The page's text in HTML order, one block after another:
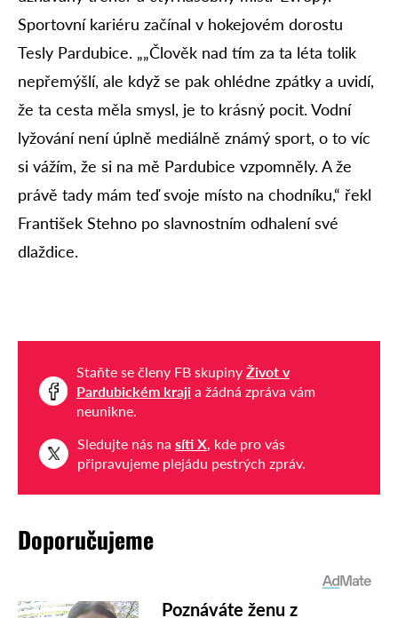
Sportovní kariéru začínal v hokejovém dorostu
Tesly Pardubice. „„Člověk nad tím za ta léta tolik
nepřemýšlí, ale když se pak ohlédne zpátky a uvidí,
že ta cesta měla smysl, je to krásný pocit. Vodní
lyžování není úplně mediálně známý sport, o to víc
si vážím, že si na mě Pardubice vzpomněly. A že
právě tady mám teď svoje místo na chodníku,“ řekl
František Stehno po slavnostním odhalení své
dlaždice.
Staňte se členy FB skupiny Život v
Pardubickém kraji a žádná zpráva vám
neunikne.
Sledujte nás na síti X, kde pro vás
připravujeme plejádu pestrých zpráv.
Doporučujeme